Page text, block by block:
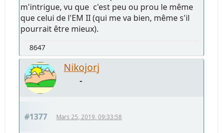
m'intrigue, vu que c'est peu ou prou le même
que celui de l'EM II (qui me va bien, même s'il
pourrait être mieux).
8647
Nikojorj
-
#1377 Mars 25, 2019, 09:33:58